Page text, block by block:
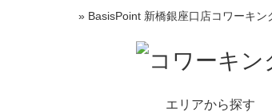
» BasisPoint 新橋銀座口店コワーキン
エリアから探す